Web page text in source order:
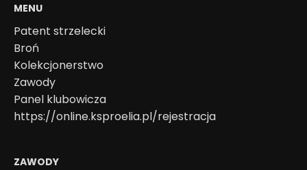
MENU
Patent strzelecki
Broń
Kolekcjonerstwo
Zawody
Panel klubowicza
https://online.ksproelia.pl/rejestracja
ZAWODY